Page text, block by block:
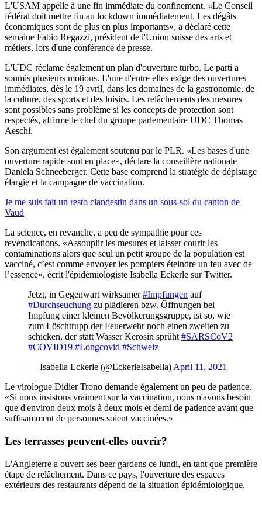
L'USAM appelle à une fin immédiate du confinement. «Le Conseil
fédéral doit mettre fin au lockdown immédiatement. Les dégâts
économiques sont de plus en plus importants», a déclaré cette
semaine Fabio Regazzi, président de l'Union suisse des arts et
métiers, lors d'une conférence de presse.
L'UDC réclame également un plan d'ouverture turbo. Le parti a
soumis plusieurs motions. L'une d'entre elles exige des ouvertures
immédiates, dès le 19 avril, dans les domaines de la gastronomie, de
la culture, des sports et des loisirs. Les relâchements des mesures
sont possibles sans problème si les concepts de protection sont
respectés, affirme le chef du groupe parlementaire UDC Thomas
Aeschi.
Son argument est également soutenu par le PLR. «Les bases d'une
ouverture rapide sont en place», déclare la conseillère nationale
Daniela Schneeberger. Cette base comprend la stratégie de dépistage
élargie et la campagne de vaccination.
Je me suis fait un resto clandestin dans un sous-sol du canton de
Vaud
La science, en revanche, a peu de sympathie pour ces
revendications. «Assouplir les mesures et laisser courir les
contaminations alors que seul un petit groupe de la population est
vacciné, c’est comme envoyer les pompiers éteindre un feu avec de
l’essence», écrit l'épidémiologiste Isabella Eckerle sur Twitter.
Jetzt, in Gegenwart wirksamer#Impfungen auf
#Durchseuchung zu plädieren bzw. Öffnungen bei
Impfung einer kleinen Bevölkerungsgruppe, ist so, wie
zum Löschtrupp der Feuerwehr noch einen zweiten zu
schicken, der statt Wasser Kerosin sprüht #SARSCoV2
#COVID19 #Longcovid #Schweiz
— Isabella Eckerle (@EckerleIsabella) April 11, 2021
Le virologue Didier Trono demande également un peu de patience.
«Si nous insistons vraiment sur la vaccination, nous n'avons besoin
que d'environ deux mois à deux mois et demi de patience avant que
suffisamment de personnes soient vaccinées.»
Les terrasses peuvent-elles ouvrir?
L'Angleterre a ouvert ses beer gardens ce lundi, en tant que première
étape de relâchement. Dans ce pays, l'ouverture des espaces
extérieurs des restaurants dépend de la situation épidémiologique.